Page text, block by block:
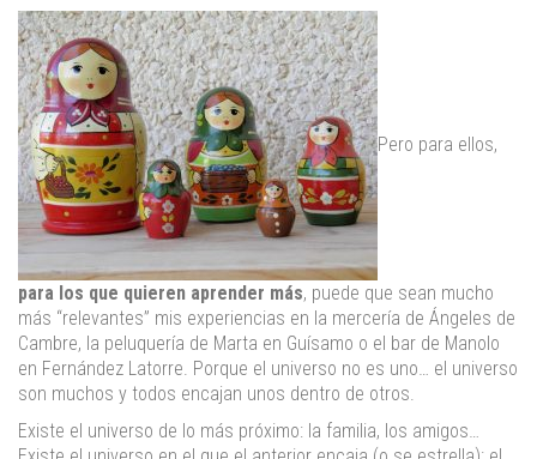
Pero para ellos,
para los que quieren aprender más, puede que sean mucho
más “relevantes” mis experiencias en la mercería de Ángeles de
Cambre, la peluquería de Marta en Guísamo o el bar de Manolo
en Fernández Latorre. Porque el universo no es uno… el universo
son muchos y todos encajan unos dentro de otros.
Existe el universo de lo más próximo: la familia, los amigos…